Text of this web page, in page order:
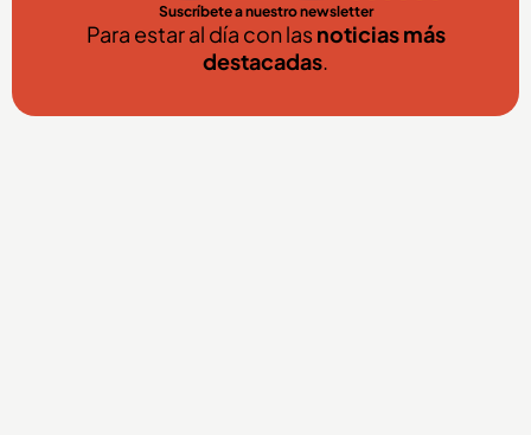
Suscríbete a nuestro newsletter
Para estar al día con lasnoticias más
destacadas.